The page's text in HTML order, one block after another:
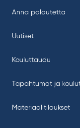
Anna palautetta
Uutiset
Kouluttaudu
Tapahtumat ja
Materiaalitilaukset